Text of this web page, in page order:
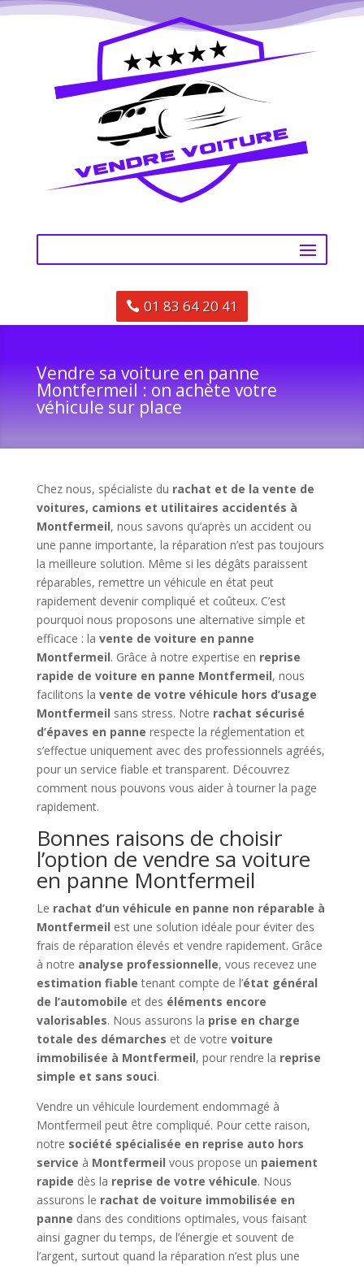
01 83 64 20 41
Vendre sa voiture en panne
Montfermeil : on achète votre
véhicule sur place
Chez nous, spécialiste du rachat et de la vente de
voitures, camions et utilitaires accidentés à
Montfermeil, nous savons qu’après un accident ou
une panne importante, la réparation n’est pas toujours
la meilleure solution. Même si les dégâts paraissent
réparables, remettre un véhicule en état peut
rapidement devenir compliqué et coûteux. C’est
pourquoi nous proposons une alternative simple et
efficace : la vente de voiture en panne
Montfermeil. Grâce à notre expertise en reprise
rapide de voiture en panne Montfermeil, nous
facilitons la vente de votre véhicule hors d’usage
Montfermeil sans stress. Notre rachat sécurisé
d’épaves en panne respecte la réglementation et
s’effectue uniquement avec des professionnels agréés,
pour un service fiable et transparent. Découvrez
comment nous pouvons vous aider à tourner la page
rapidement.
Bonnes raisons de choisir
l’option de vendre sa voiture
en panne Montfermeil
Le rachat d’un véhicule en panne non réparable à
Montfermeil est une solution idéale pour éviter des
frais de réparation élevés et vendre rapidement. Grâce
à notre analyse professionnelle, vous recevez une
estimation fiable tenant compte de l’état général
de l’automobile et des éléments encore
valorisables. Nous assurons la prise en charge
totale des démarches et de votre voiture
immobilisée à Montfermeil, pour rendre la reprise
simple et sans souci.
Vendre un véhicule lourdement endommagé à
Montfermeil peut être compliqué. Pour cette raison,
notre société spécialisée en reprise auto hors
service à Montfermeil vous propose un paiement
rapide dès la reprise de votre véhicule. Nous
assurons le rachat de voiture immobilisée en
panne dans des conditions optimales, vous faisant
ainsi gagner du temps, de l’énergie et souvent de
l’argent, surtout quand la réparation n’est plus une